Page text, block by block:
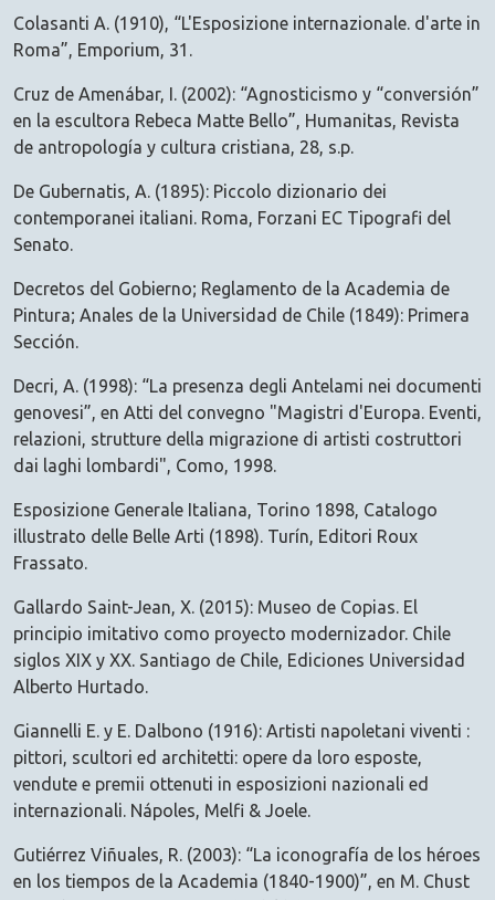
Colasanti A. (1910), “L'Esposizione internazionale. d'arte in
Roma”, Emporium, 31.
Cruz de Amenábar, I. (2002): “Agnosticismo y “conversión”
en la escultora Rebeca Matte Bello”, Humanitas, Revista
de antropología y cultura cristiana, 28, s.p.
De Gubernatis, A. (1895): Piccolo dizionario dei
contemporanei italiani. Roma, Forzani EC Tipografi del
Senato.
Decretos del Gobierno; Reglamento de la Academia de
Pintura; Anales de la Universidad de Chile (1849): Primera
Sección.
Decri, A. (1998): “La presenza degli Antelami nei documenti
genovesi”, en Atti del convegno "Magistri d'Europa. Eventi,
relazioni, strutture della migrazione di artisti costruttori
dai laghi lombardi", Como, 1998.
Esposizione Generale Italiana, Torino 1898, Catalogo
illustrato delle Belle Arti (1898). Turín, Editori Roux
Frassato.
Gallardo Saint-Jean, X. (2015): Museo de Copias. El
principio imitativo como proyecto modernizador. Chile
siglos XIX y XX. Santiago de Chile, Ediciones Universidad
Alberto Hurtado.
Giannelli E. y E. Dalbono (1916): Artisti napoletani viventi :
pittori, scultori ed architetti: opere da loro esposte,
vendute e premii ottenuti in esposizioni nazionali ed
internazionali. Nápoles, Melfi & Joele.
Gutiérrez Viñuales, R. (2003): “La iconografía de los héroes
en los tiempos de la Academia (1840-1900)”, en M. Chust